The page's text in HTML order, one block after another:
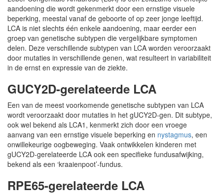
aandoening die wordt gekenmerkt door een ernstige visuele
beperking, meestal vanaf de geboorte of op zeer jonge leeftijd.
LCA is niet slechts één enkele aandoening, maar eerder een
groep van genetische subtypen die vergelijkbare symptomen
delen. Deze verschillende subtypen van LCA worden veroorzaakt
door mutaties in verschillende genen, wat resulteert in variabiliteit
in de ernst en expressie van de ziekte.
GUCY2D-gerelateerde LCA
Een van de meest voorkomende genetische subtypen van LCA
wordt veroorzaakt door mutaties in het gUCY2D-gen. Dit subtype,
ook wel bekend als LCA1, kenmerkt zich door een vroege
aanvang van een ernstige visuele beperking en nystagmus, een
onwillekeurige oogbeweging. Vaak ontwikkelen kinderen met
gUCY2D-gerelateerde LCA ook een specifieke fundusafwijking,
bekend als een ‘kraaienpoot’-fundus.
RPE65-gerelateerde LCA